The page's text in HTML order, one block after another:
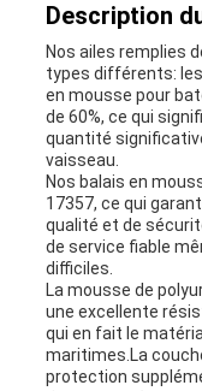
CAS
PLAN
SITE
PRIVACY
POLICY
Description
Nos ailes remplies
types différents:
en mousse pour
de 60%, ce qui
quantité
vaisseau.
Nos balais en
17357, ce qui
qualité et de
de service fiable
difficiles.
La mousse de
une excellente
qui en fait le
maritimes.La
protection